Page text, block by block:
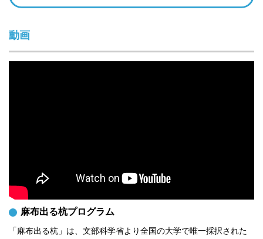
動画
麻布出る杭プログラム
「麻布出る杭」は、文部科学省より全国の大学で唯一採択された